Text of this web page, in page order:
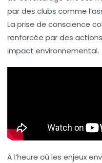
par des clubs comme
La prise de conscience
renforcée par des
impact environnemental.
À l’heure où les enjeux